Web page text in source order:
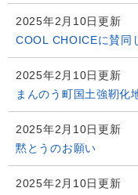
2025年2月10日更新
COOL CHOICEに賛同
2025年2月10日更新
まんのう町国土強靭化
2025年2月10日更新
黙とうのお願い
2025年2月10日更新